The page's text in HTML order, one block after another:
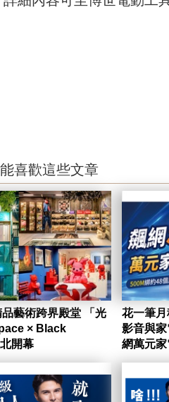
喜歡這些文章
藝術跨界殿堂 「光
× Black
開幕
花一筆
影音與
網萬元